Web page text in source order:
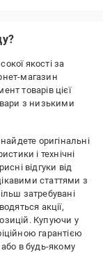
якості за
магазин
товарів цієї
з низькими
оригінальні
і технічні
відгуки від
статтями з
затребувані
акції,
Купуючи у
гарантією
в будь-якому